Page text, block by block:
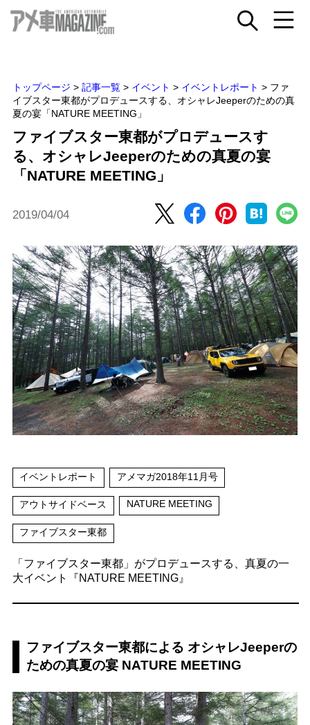
トップページ > 記事一覧 > イベント > イベントレポート > ファ
イブスター東都がプロデュースする、オシャレJeeperのための真
夏の宴「NATURE MEETING」
ファイブスター東都がプロデュースす
る、オシャレJeeperのための真夏の宴
「NATURE MEETING」
2019/04/04
イベントレポート アメマガ2018年11月号
アウトサイドベース NATURE MEETING
ファイブスター東都
「ファイブスター東都」がプロデュースする、真夏の一
大イベント『NATURE MEETING』
ファイブスター東都による オシャレJeeperの
ための真夏の宴 NATURE MEETING